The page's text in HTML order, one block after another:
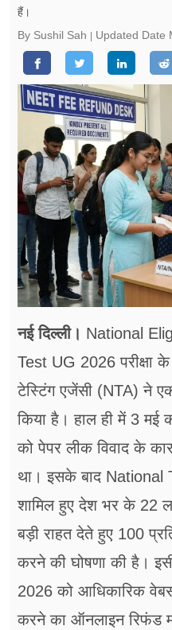
रिलेशनशिप
जीवन मंत्रा
फूड
ब्‍यूटी
जॉब्स
शिक्षा
अन्य खबरें
हैं।
By Sushil Sah
Updated Date
नई दिल्ली। National
Test UG 2026 परीक्षा
टेस्टिंग एजेंसी (NTA) ने एक
किया है। हाल ही में 3 मई
को पेपर लीक विवाद के
था। इसके बाद National
शामिल हुए देश भर के 22
बड़ी राहत देते हुए 100
करने की घोषणा की है।
2026 को आधिकारिक
करने का ऑनलाइन रिफंड